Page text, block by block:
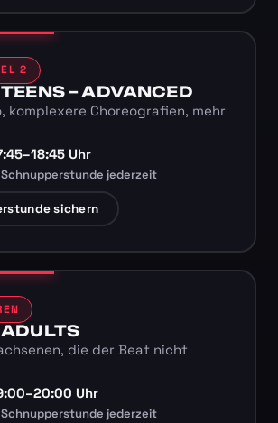
2
– ADVANCED
komplexere Choreografien, mehr
Uhr
jederzeit
sichern
ADULTS
die der Beat nicht
Uhr
jederzeit